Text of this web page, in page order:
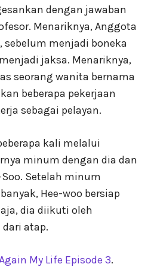
dengan jawaban
Menariknya, Anggota
sebelum menjadi boneka
jaksa. Menariknya,
seorang wanita bernama
beberapa pekerjaan
sebagai pelayan.
kali melalui
minum dengan dia dan
Setelah minum
Hee-woo bersiap
dia diikuti oleh
atap.
My Life Episode 3.